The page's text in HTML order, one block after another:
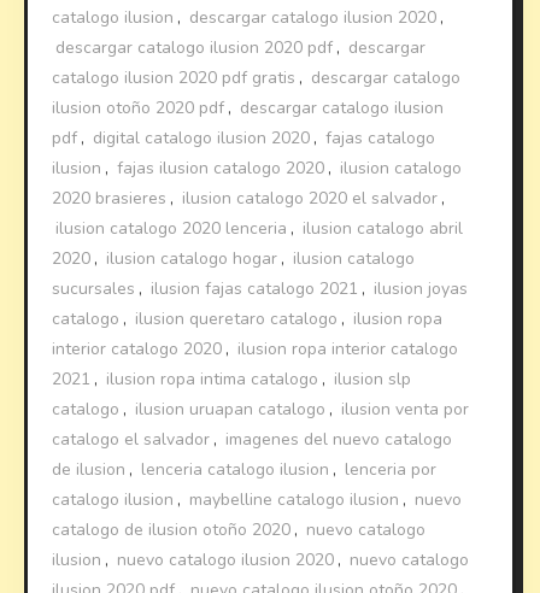
catalogo ilusion , descargar catalogo ilusion 2020 ,
descargar catalogo ilusion 2020 pdf , descargar
catalogo ilusion 2020 pdf gratis , descargar catalogo
ilusion otoño 2020 pdf , descargar catalogo ilusion
pdf , digital catalogo ilusion 2020 , fajas catalogo
ilusion , fajas ilusion catalogo 2020 , ilusion catalogo
2020 brasieres , ilusion catalogo 2020 el salvador ,
ilusion catalogo 2020 lenceria , ilusion catalogo abril
2020 , ilusion catalogo hogar , ilusion catalogo
sucursales , ilusion fajas catalogo 2021 , ilusion joyas
catalogo , ilusion queretaro catalogo , ilusion ropa
interior catalogo 2020 , ilusion ropa interior catalogo
2021 , ilusion ropa intima catalogo , ilusion slp
catalogo , ilusion uruapan catalogo , ilusion venta por
catalogo el salvador , imagenes del nuevo catalogo
de ilusion , lenceria catalogo ilusion , lenceria por
catalogo ilusion , maybelline catalogo ilusion , nuevo
catalogo de ilusion otoño 2020 , nuevo catalogo
ilusion , nuevo catalogo ilusion 2020 , nuevo catalogo